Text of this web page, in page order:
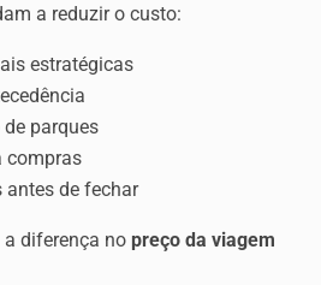
a reduzir o custo:
estratégicas
parques
compras
antes de fechar
diferença no preço da viagem